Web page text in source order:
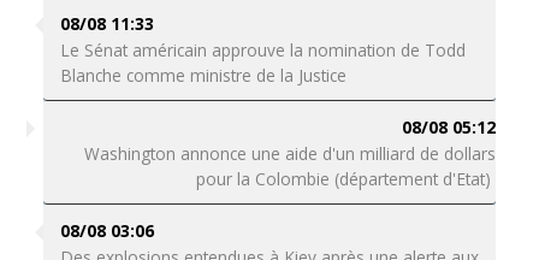
08/08 11:33
Le Sénat américain approuve la nomination de Todd
Blanche comme ministre de la Justice
08/08 05:12
Washington annonce une aide d'un milliard de dollars
pour la Colombie (département d'Etat)
08/08 03:06